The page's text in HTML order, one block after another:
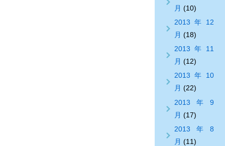
月 (10)
2013年12
月 (18)
2013年11
月 (12)
2013年10
月 (22)
2013年9
月 (17)
2013年8
月 (11)